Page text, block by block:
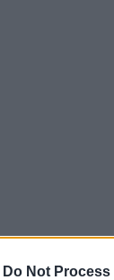
Do Not